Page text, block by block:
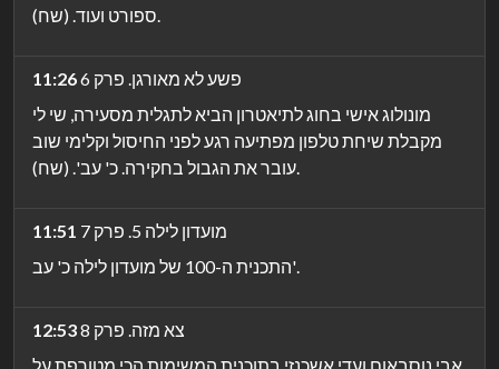
ספורט ועוד. (שח).
11:26
פשע לא מאורגן. פרק 6
מונולוג אישי בחוג לתיאטרון הביא לתגלית מסעירה, שי לי
מקבלת שיחת טלפון מפתיעה רגע לפני החיסול וקלימי שוב
עובר את הגבול בחקירה. כ' עב'. (שח).
11:51
מועדון לילה 5. פרק 7
התכנית ה-100 של מועדון לילה כ' עב'.
12:53
צא מזה. פרק 8